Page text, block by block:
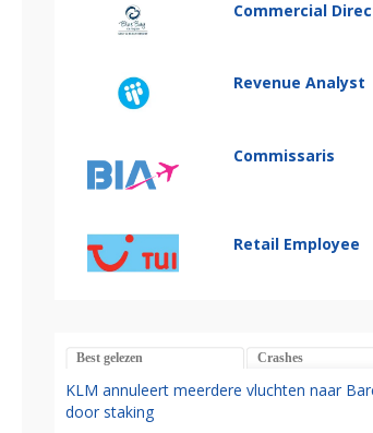
Commercial
Revenue Analyst
Commissaris
Retail Employee
Best gelezen Crashes
KLM annuleert meerdere vluchten naar
door staking